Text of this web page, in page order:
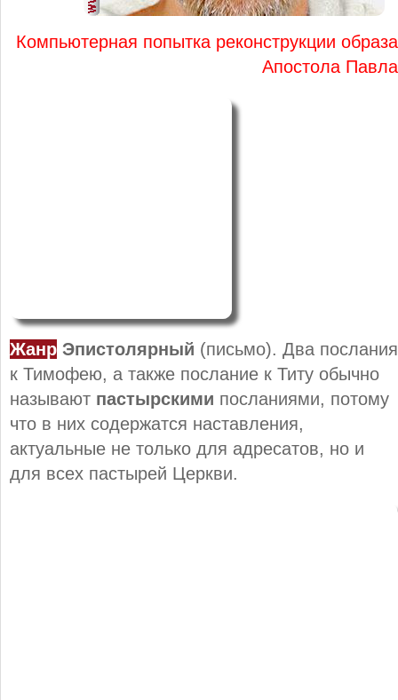
Компьютерная попытка реконструкции образа
Апостола Павла
Жанр Эпистолярный (письмо). Два послания
к Тимофею, а также послание к Титу обычно
называют пастырскими посланиями, потому
что в них содержатся наставления,
актуальные не только для адресатов, но и
для всех пастырей Церкви.